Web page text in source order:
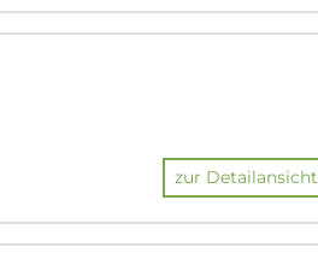
zur Detailansicht